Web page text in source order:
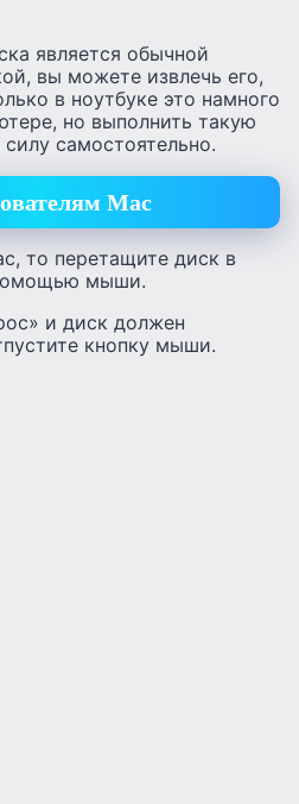
является обычной
вы можете извлечь его,
в ноутбуке это намного
но выполнить такую
самостоятельно.
Mac
то перетащите диск в
мыши.
и диск должен
кнопку мыши.